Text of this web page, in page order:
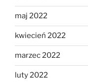
maj 2022
kwiecień 2022
marzec 2022
luty 2022